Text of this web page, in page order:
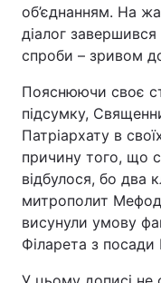
Головна
об’єднанням. На
діалог завершився
спроби – зривом
Пояснюючи своє
підсумку,
Патріархату в
причину того, що
відбулося, бо два
митрополит
висунули умову
Філарета з